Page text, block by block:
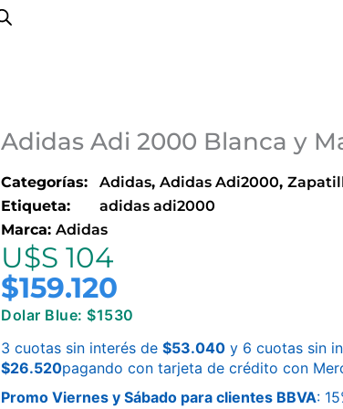
Adidas Adi 2000 Blanca y
Categorías: Adidas,Adidas Adi2000,
Etiqueta:
adidas adi2000
Marca:Adidas
U$S 104
$159.120
Dolar Blue: $1530
3 cuotas sin interés de$53.040 y 6 cuotas sin
$26.520pagando con tarjeta de crédito con
Promo Viernes y Sábado para clientes BBVA: